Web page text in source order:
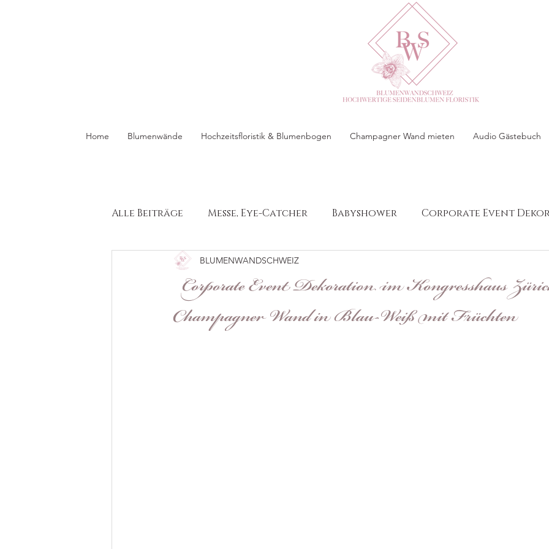
Home Blumenwände Hochzeitsfloristik & Blumenbogen Champagner Wand mieten Audio Gästebuch
Alle Beiträge Messe, Eye-Catcher Babyshower Corporate Event
Hochzeitsfloristik Weihnachtsdekoration
Corporate Event Dekoration im Kongresshaus
Champagner Wand in Blau-Weiß mit Früchten
BLUMENWANDSCHWEIZ